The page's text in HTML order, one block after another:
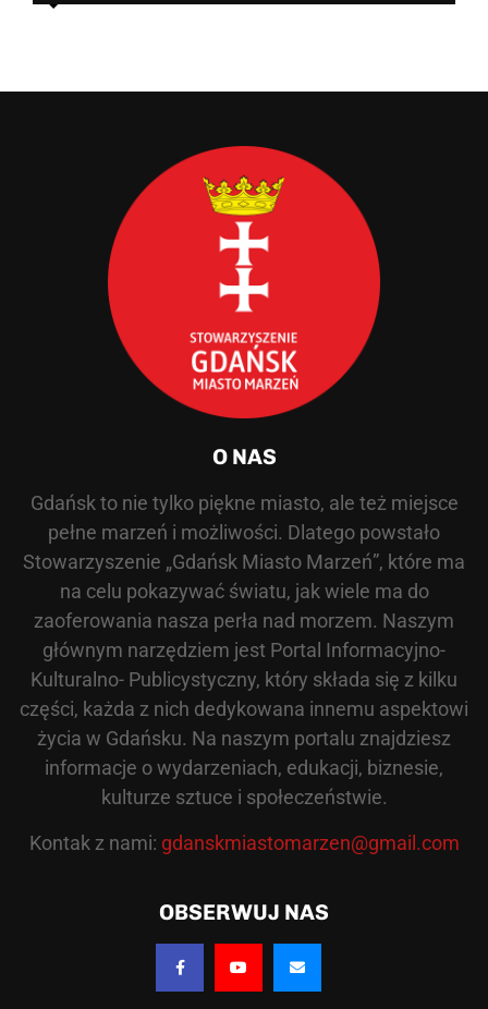
O NAS
Gdańsk to nie tylko piękne miasto, ale też miejsce
pełne marzeń i możliwości. Dlatego powstało
Stowarzyszenie „Gdańsk Miasto Marzeń”, które ma
na celu pokazywać światu, jak wiele ma do
zaoferowania nasza perła nad morzem. Naszym
głównym narzędziem jest Portal Informacyjno-
Kulturalno- Publicystyczny, który składa się z kilku
części, każda z nich dedykowana innemu aspektowi
życia w Gdańsku. Na naszym portalu znajdziesz
informacje o wydarzeniach, edukacji, biznesie,
kulturze sztuce i społeczeństwie.
Kontak z nami: gdanskmiastomarzen@gmail.com
OBSERWUJ NAS